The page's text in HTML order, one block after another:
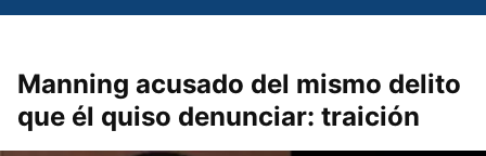
Manning acusado del mismo delito
que él quiso denunciar: traición